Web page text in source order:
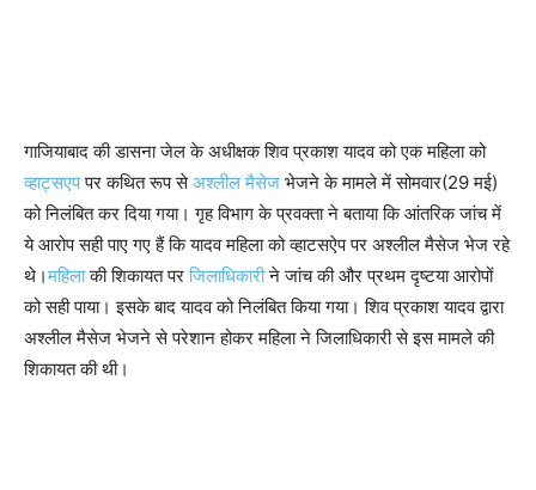
गाजियाबाद की डासना जेल के अधीक्षक शिव प्रकाश यादव को एक महिला को
व्हाट्सएपपर कथित रूप सेअश्लील मैसेज भेजने के मामले में सोमवार(29 मई)
को निलंबित कर दिया गया। गृह विभाग के प्रवक्ता ने बताया कि आंतरिक जांच में
ये आरोप सही पाए गए हैं कि यादव महिला को व्हाटसऐप पर अश्लील मैसेज भेज रहे
थे।महिलाकी शिकायत परजिलाधिकारीने जांच की और प्रथम दृष्टया आरोपों
को सही पाया। इसके बाद यादव को निलंबित किया गया। शिव प्रकाश यादव द्वारा
अश्लील मैसेज भेजने से परेशान होकर महिला ने जिलाधिकारी से इस मामले की
शिकायत की थी।